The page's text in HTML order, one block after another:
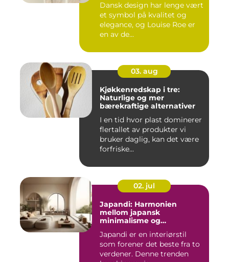
Dansk design har lenge vært
et symbol på kvalitet og
elegance, og Louise Roe er
en av de...
03. aug
Kjøkkenredskap i tre:
Naturlige og mer
bærekraftige alternativer
I en tid hvor plast dominerer
flertallet av produkter vi
bruker daglig, kan det være
forfriske...
02. jul
Japandi: Harmonien
mellom japansk
minimalisme og
Japandi er en interiørstil
som forener det beste fra to
verdener. Denne trenden